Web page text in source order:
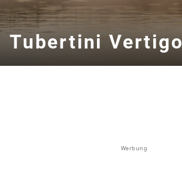
Tubertini Vertigo
Werbung